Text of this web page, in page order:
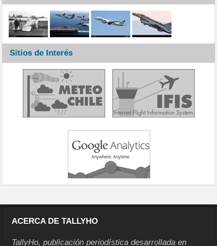
Sitios de Interés
ACERCA DE TALLYHO
TallyHo, publicación periodística desarrollada en